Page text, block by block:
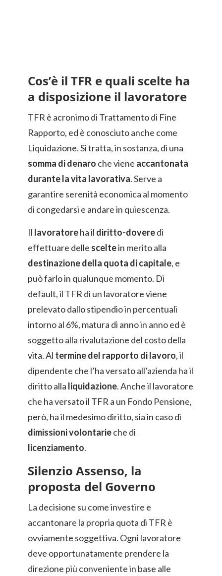
Cos’è il TFR e quali scelte ha
a disposizione il lavoratore
TFR è acronimo di Trattamento di Fine
Rapporto, ed è conosciuto anche come
Liquidazione. Si tratta, in sostanza, di una
somma di denaro che viene accantonata
durante la vita lavorativa. Serve a
garantire serenità economica al momento
di congedarsi e andare in quiescenza.
Il lavoratoreha il diritto-doveredi
effettuare delle sceltein merito alla
destinazione della quota di capitale, e
può farlo in qualunque momento. Di
default, il TFR di un lavoratore viene
prelevato dallo stipendio in percentuali
intorno al 6%, matura di anno in anno ed è
soggetto alla rivalutazione del costo della
vita. Al termine del rapporto di lavoro, il
dipendente che l’ha versato all’azienda ha il
diritto alla liquidazione. Anche il lavoratore
che ha versato il TFR a un Fondo Pensione,
però, ha il medesimo diritto, sia in caso di
dimissioni volontarieche di
licenziamento.
Silenzio Assenso, la
proposta del Governo
La decisione su come investire e
accantonare la propria quota di TFR è
ovviamente soggettiva. Ogni lavoratore
deve opportunatamente prendere la
direzione più conveniente in base alle